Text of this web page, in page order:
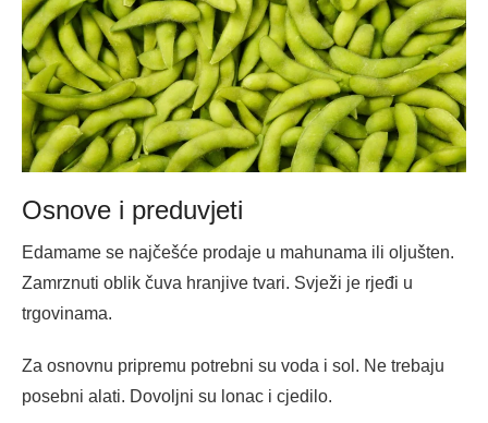
Osnove i preduvjeti
Edamame se najčešće prodaje u mahunama ili oljušten.
Zamrznuti oblik čuva hranjive tvari. Svježi je rjeđi u
trgovinama.
Za osnovnu pripremu potrebni su voda i sol. Ne trebaju
posebni alati. Dovoljni su lonac i cjedilo.